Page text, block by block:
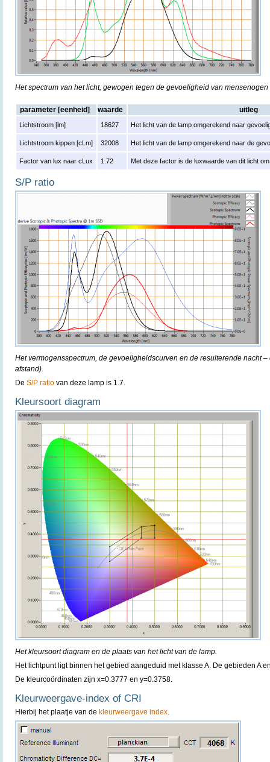
Het spectrum van het licht, gewogen tegen de gevoeligheid van
parameter [eenheid] waarde uitleg
Lichtstroom [lm] 18627 Het licht van de lamp omgerekend naar
Lichtstroom kippen [cLm] 32008 Het licht van de lamp omgerekend naar de
Factor van lux naar cLux 1.72 Met deze factor is de luxwaarde van dit licht
S/P ratio
Het vermogensspectrum, de gevoeligheidscurven en de resulterende nacht
afstand).
De S/P ratio van deze lamp is 1.7.
Kleursoort diagram
Het kleursoort diagram en de plaats van het licht van de lamp.
Het lichtpunt ligt binnen het gebied aangeduid met klasse A. De gebieden A
De kleurcoördinaten zijn x=0.3777 en y=0.3758.
Kleurweergave-index of CRI
Hierbij het plaatje van de kleurweergave index.